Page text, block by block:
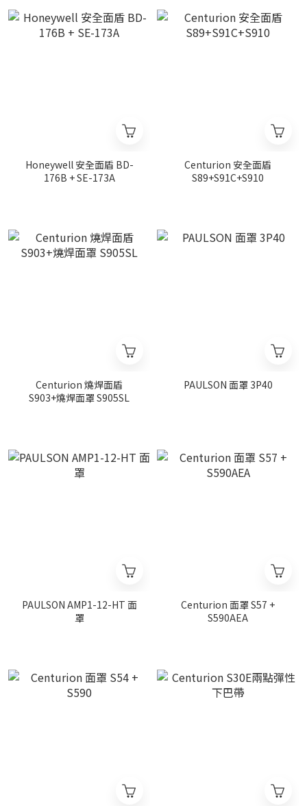
Honeywell 安全面盾 BD-
176B + SE-173A
Centurion 安全面盾
S89+S91C+S910
Centurion 燒焊面盾
S903+燒焊面罩 S905SL
PAULSON 面罩 3P40
PAULSON AMP1-12-HT 面
罩
Centurion 面罩 S57 +
S590AEA